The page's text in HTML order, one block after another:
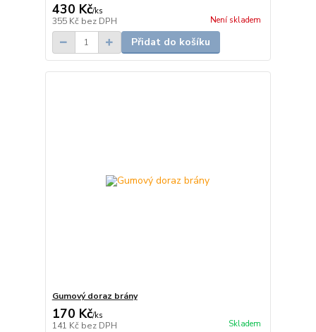
430 Kč/ks
355 Kč bez DPH Není skladem
Přidat do košíku
Gumový doraz brány
170 Kč/ks
141 Kč bez DPH Skladem